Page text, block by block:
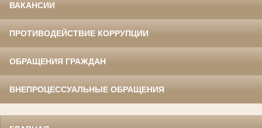
ВАКАНСИИ
ПРОТИВОДЕЙСТВИЕ КОРРУПЦИИ
ОБРАЩЕНИЯ ГРАЖДАН
ВНЕПРОЦЕССУАЛЬНЫЕ ОБРАЩЕНИЯ